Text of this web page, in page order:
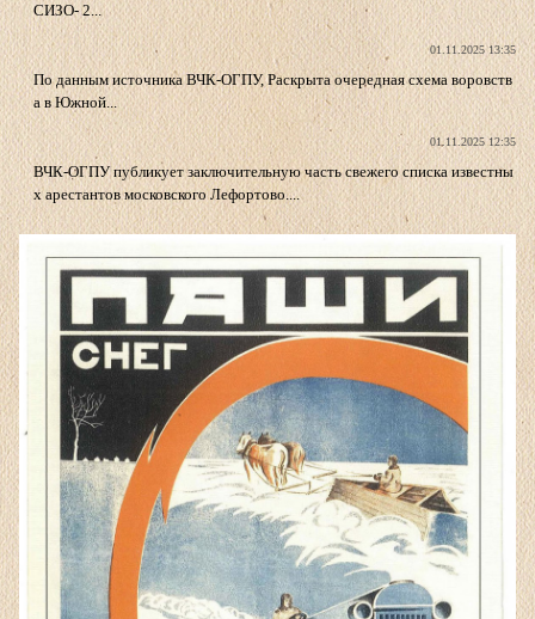
СИЗО- 2...
01.11.2025 13:35
По данным источника ВЧК-ОГПУ, Раскрыта очередная схема воровств
а в Южной...
01.11.2025 12:35
ВЧК-ОГПУ публикует заключительную часть свежего списка известны
х арестантов московского Лефортово....